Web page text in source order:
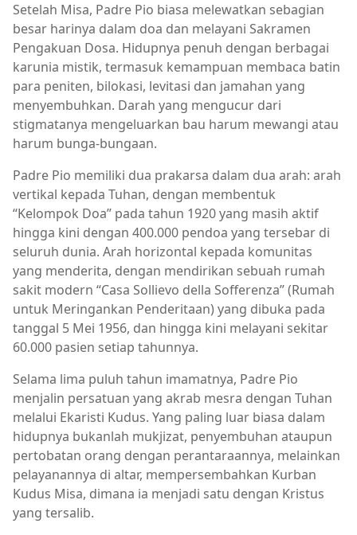
Setelah Misa, Padre Pio biasa melewatkan sebagian
besar harinya dalam doa dan melayani Sakramen
Pengakuan Dosa. Hidupnya penuh dengan berbagai
karunia mistik, termasuk kemampuan membaca batin
para peniten, bilokasi, levitasi dan jamahan yang
menyembuhkan. Darah yang mengucur dari
stigmatanya mengeluarkan bau harum mewangi atau
harum bunga-bungaan.
Padre Pio memiliki dua prakarsa dalam dua arah: arah
vertikal kepada Tuhan, dengan membentuk
“Kelompok Doa” pada tahun 1920 yang masih aktif
hingga kini dengan 400.000 pendoa yang tersebar di
seluruh dunia. Arah horizontal kepada komunitas
yang menderita, dengan mendirikan sebuah rumah
sakit modern “Casa Sollievo della Sofferenza” (Rumah
untuk Meringankan Penderitaan) yang dibuka pada
tanggal 5 Mei 1956, dan hingga kini melayani sekitar
60.000 pasien setiap tahunnya.
Selama lima puluh tahun imamatnya, Padre Pio
menjalin persatuan yang akrab mesra dengan Tuhan
melalui Ekaristi Kudus. Yang paling luar biasa dalam
hidupnya bukanlah mukjizat, penyembuhan ataupun
pertobatan orang dengan perantaraannya, melainkan
pelayanannya di altar, mempersembahkan Kurban
Kudus Misa, dimana ia menjadi satu dengan Kristus
yang tersalib.